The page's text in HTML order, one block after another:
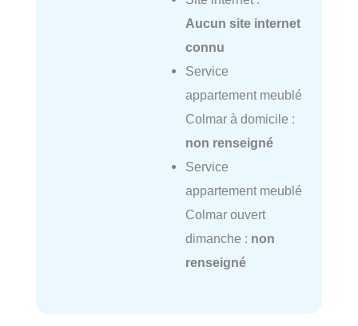
Aucun site internet
connu
Service
appartement meublé
Colmar à domicile :
non renseigné
Service
appartement meublé
Colmar ouvert
dimanche : non
renseigné